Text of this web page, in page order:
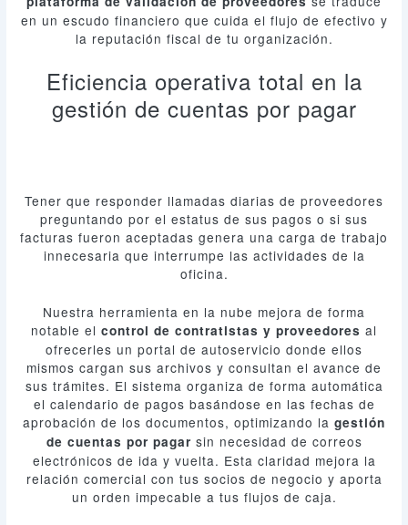
en un escudo financiero que cuida el flujo de efectivo y
la reputación fiscal de tu organización.
Eficiencia operativa total en la
gestión de cuentas por pagar
Tener que responder llamadas diarias de proveedores
preguntando por el estatus de sus pagos o si sus
facturas fueron aceptadas genera una carga de trabajo
innecesaria que interrumpe las actividades de la
oficina.
Nuestra herramienta en la nube mejora de forma
notable el control de contratistas y proveedores al
ofrecerles un portal de autoservicio donde ellos
mismos cargan sus archivos y consultan el avance de
sus trámites. El sistema organiza de forma automática
el calendario de pagos basándose en las fechas de
aprobación de los documentos, optimizando la gestión
de cuentas por pagar sin necesidad de correos
electrónicos de ida y vuelta. Esta claridad mejora la
relación comercial con tus socios de negocio y aporta
un orden impecable a tus flujos de caja.